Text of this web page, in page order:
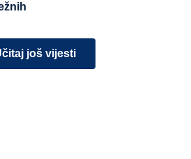
još vijesti